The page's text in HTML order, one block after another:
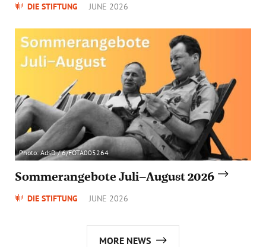
DIE STIFTUNG JUNE 2026
Photo: AdsD / 6/FOTA005264
Sommerangebote Juli–August 2026
DIE STIFTUNG JUNE 2026
MORE NEWS